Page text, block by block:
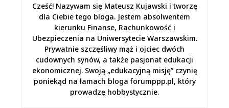
Cześć! Nazywam się Mateusz Kujawski i tworzę
dla Ciebie tego bloga. Jestem absolwentem
kierunku Finanse, Rachunkowość i
Ubezpieczenia na Uniwersytecie Warszawskim.
Prywatnie szczęśliwy mąż i ojciec dwóch
cudownych synów, a także pasjonat edukacji
ekonomicznej. Swoją „edukacyjną misję” czynię
poniekąd na łamach bloga forumppp.pl, który
prowadzę hobbystycznie.